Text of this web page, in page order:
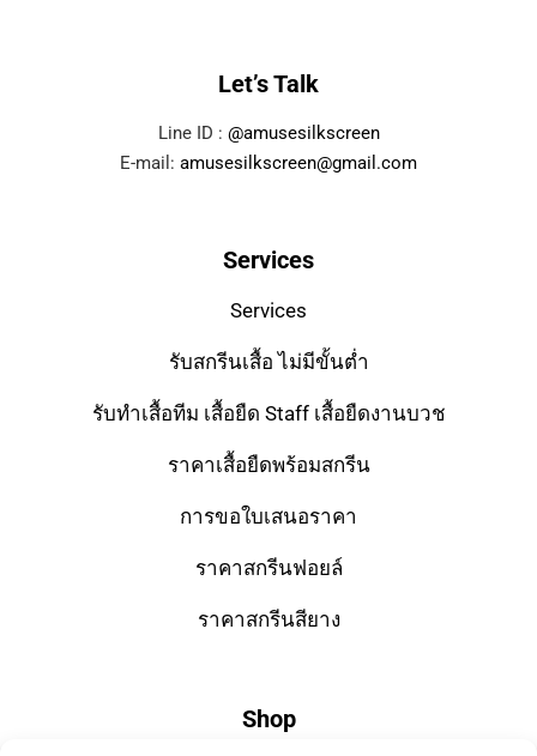
Let’s Talk
Line ID : @amusesilkscreen
E-mail: amusesilkscreen@gmail.com
Services
Services
รับสกรีนเสื้อ ไม่มีขั้นต่ำ
รับทำเสื้อทีม เสื้อยืด Staff เสื้อยืดงานบวช
ราคาเสื้อยืดพร้อมสกรีน
การขอใบเสนอราคา
ราคาสกรีนฟอยล์
ราคาสกรีนสียาง
Shop